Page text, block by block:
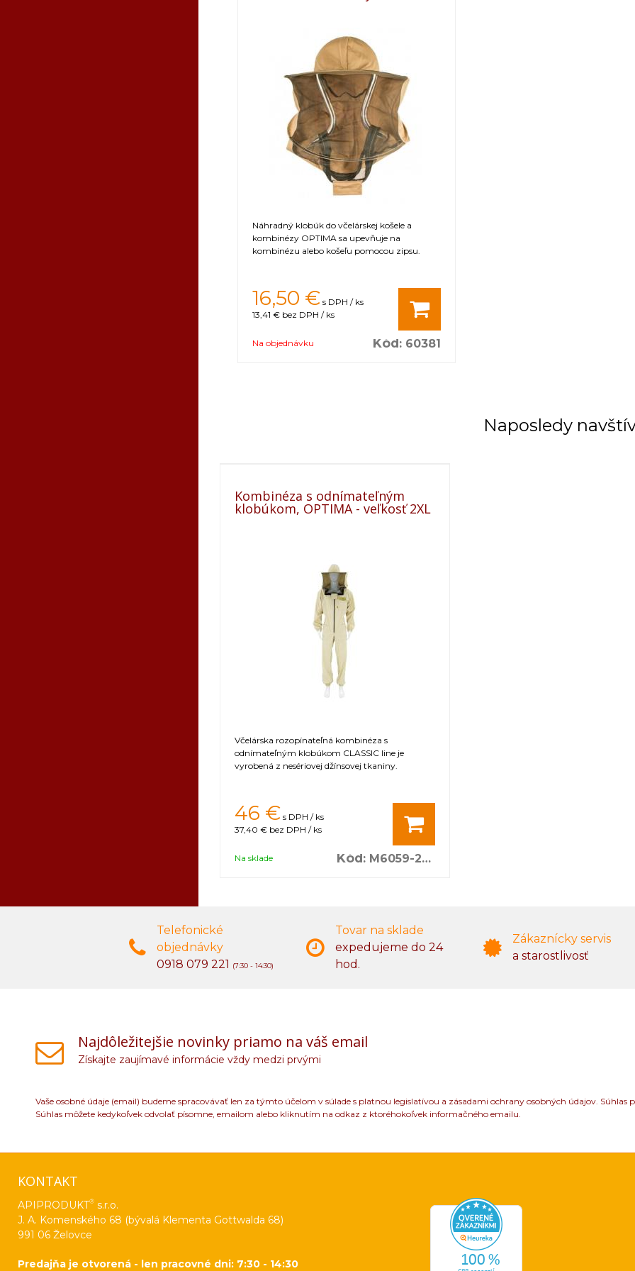
Náhradný klobúk do včelárskej košele a
kombinézy OPTIMA sa upevňuje na
kombinézu alebo košeľu pomocou zipsu.
16,50 € s DPH / ks
13,41 € bez DPH / ks
Na objednávku Kód: 60381
Naposledy
Kombinéza s odnímateľným
klobúkom, OPTIMA - veľkosť 2XL
Včelárska rozopínateľná kombinéza s
odnímateľným klobúkom CLASSIC line je
vyrobená z nesériovej džínsovej tkaniny.
46 € s DPH / ks
37,40 € bez DPH / ks
Na sklade Kód: M6059-2XL
Telefonické
objednávky
0918 079 221 (7:30 - 14:30)
Tovar na sklade
expedujeme do 24
hod.
Zákaznícky servis
a starostlivosť
Najdôležitejšie novinky priamo na váš email
Získajte zaujímavé informácie vždy medzi prvými
Vaše osobné údaje (email) budeme spracovávať len za týmto účelom v súlade s platnou legislatívou a zásadami ochrany osobných údajov.
Súhlas môžete kedykoľvek odvolať písomne, emailom alebo kliknutím na odkaz z ktoréhokoľvek informačného emailu.
KONTAKT
APIPRODUKT® s.r.o.
J. A. Komenského 68 (bývalá Klementa Gottwalda 68)
991 06 Želovce
Predajňa je otvorená - len pracovné dni: 7:30 - 14:30